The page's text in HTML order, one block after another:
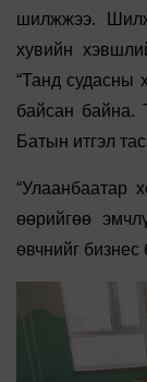
шилжжээ.
хувийн
“Танд судасны
байсан байна.
Батын итгэл
“Улаанбаатар
өөрийгөө
өвчнийг